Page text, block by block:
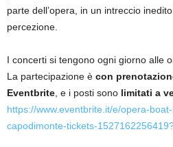
parte dell’opera, in un intreccio
percezione.
I concerti si tengono ogni giorno alle
La partecipazione è con
Eventbrite , e i posti sono limitati a
https://www.eventbrite.it/e/opera-
capodimonte-tickets-